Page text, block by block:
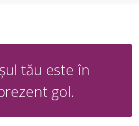
tău este în
gol.